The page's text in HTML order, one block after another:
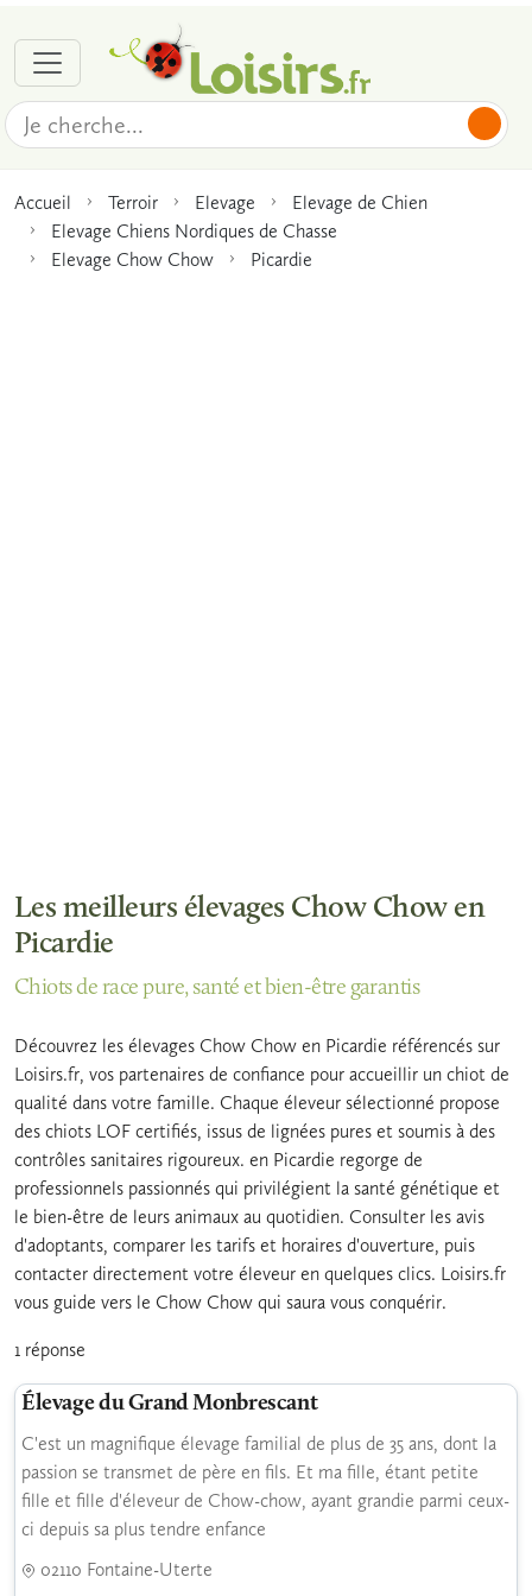
Accueil Terroir Elevage
Elevage de Chien
Elevage Chiens Nordiques de Chasse
Elevage Chow Chow
Picardie
Les meilleurs élevages Chow Chow en
Picardie
Chiots de race pure, santé et bien-être garantis
Découvrez les élevages Chow Chow en Picardie référencés sur
Loisirs.fr, vos partenaires de confiance pour accueillir un chiot de
qualité dans votre famille. Chaque éleveur sélectionné propose
des chiots LOF certifiés, issus de lignées pures et soumis à des
contrôles sanitaires rigoureux. en Picardie regorge de
professionnels passionnés qui privilégient la santé génétique et
le bien-être de leurs animaux au quotidien. Consulter les avis
d'adoptants, comparer les tarifs et horaires d'ouverture, puis
contacter directement votre éleveur en quelques clics. Loisirs.fr
vous guide vers le Chow Chow qui saura vous conquérir.
1 réponse
Élevage du Grand Monbrescant
C'est un magnifique élevage familial de plus de 35 ans, dont la
passion se transmet de père en fils. Et ma fille, étant petite
fille et fille d'éleveur de Chow-chow, ayant grandie parmi ceux-
ci depuis sa plus tendre enfance
02110 Fontaine-Uterte